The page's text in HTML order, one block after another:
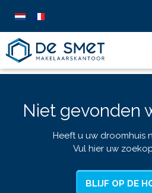
Niet gevonden
Heeft u uw droomhuis
Vul hier uw
BLIJF OP DE